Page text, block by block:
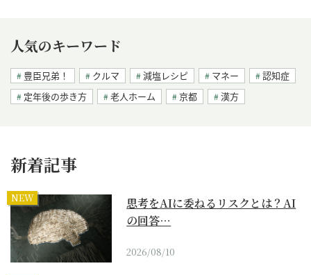
人気のキーワード
豊臣兄弟！ クルマ 減塩レシピ マネー
認知症
定年後の歩き方
老人ホーム 京都 漢方
新着記事
NEW
思考をAIに委ねるリスクとは？AI
の回答…
2026/08/10